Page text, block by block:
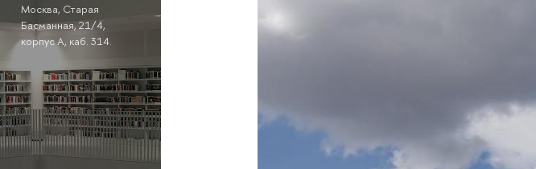
Москва, Старая
Басманная, 21/4,
корпус А, каб. 314.